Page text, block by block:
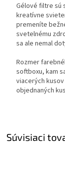
Súvisiaci
Gélové filtre sú
kreatívne
premeníte
svetelnému
sa ale nemal
Rozmer
softboxu, kam
viacerých
objednaných